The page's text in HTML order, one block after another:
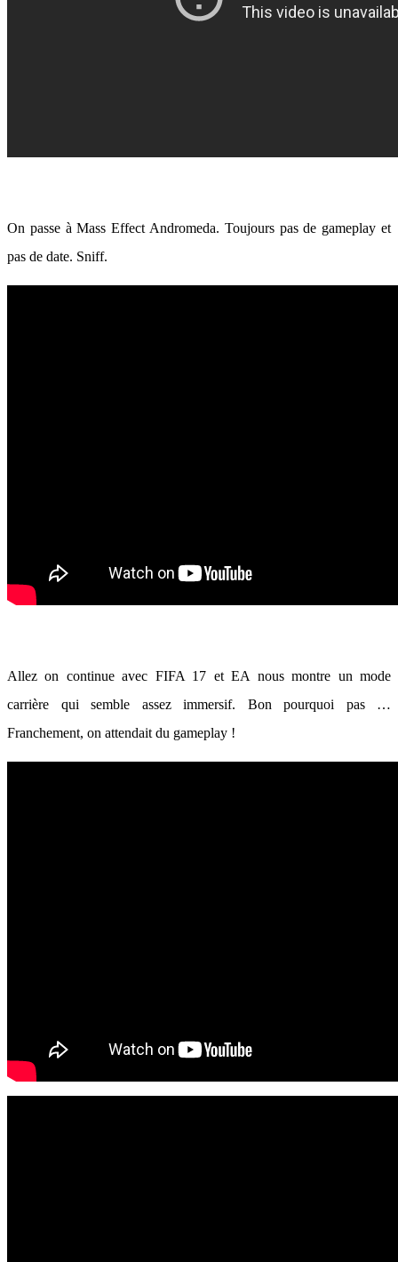
On passe à Mass Effect Andromeda. Toujours pas de gameplay et
pas de date. Sniff.
Allez on continue avec FIFA 17 et EA nous montre un mode
carrière qui semble assez immersif. Bon pourquoi pas …
Franchement, on attendait du gameplay !